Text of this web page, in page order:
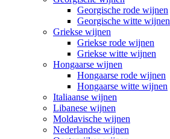
Georgische rode wijnen
Georgische witte wijnen
Griekse wijnen
Griekse rode wijnen
Griekse witte wijnen
Hongaarse wijnen
Hongaarse rode wijnen
Hongaarse witte wijnen
Italiaanse wijnen
Libanese wijnen
Moldavische wijnen
Nederlandse wijnen